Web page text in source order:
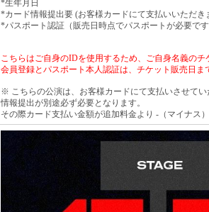
*生年月日
*カード情報提出要 (お客様カードにて支払いいただき
*パスポート認証（販売日時点でパスポートが必要で
こちらはご自身のIDを使用するため、ご自身名義のチ
会員登録とパスポート本人認証は、チケット販売日ま
※ こちらの公演は、お客様カードにて支払いさせて
情報提出が別途必ず必要となります。
その際カード支払い金額が追加料金より -（マイナス